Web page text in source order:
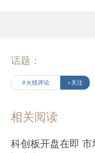
话题：
#火线评论 +关注
相关阅读
科创板开盘在即 市